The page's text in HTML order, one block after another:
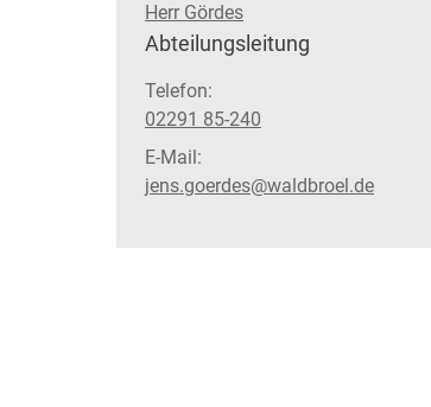
Herr Gördes
Position:
Abteilungsleitung
Telefon:
02291 85-240
E-Mail:
jens.goerdes@waldbroel.de